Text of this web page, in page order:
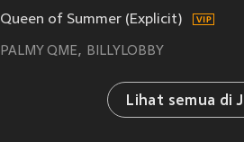
Queen of Summer (Explicit)
PALMY QME BILLYLOBBY
Lihat semua di